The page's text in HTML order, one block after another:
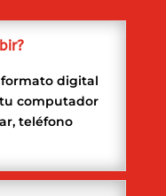
formato digital
computador
teléfono